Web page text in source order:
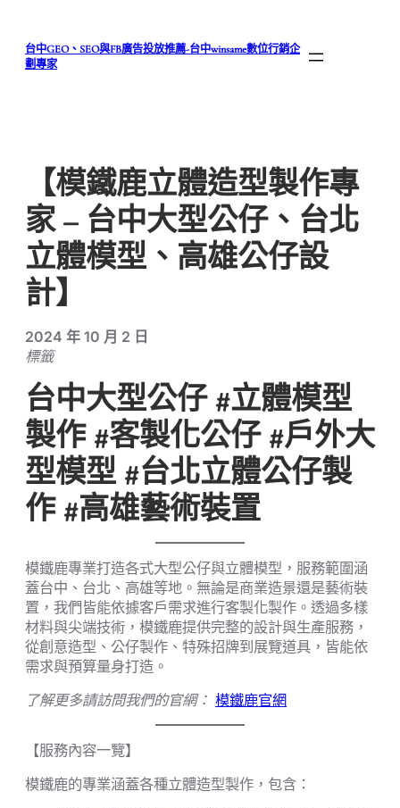
台中GEO、SEO與FB廣告投放推薦-台中winsame數位行銷企
劃專家
【模鐵鹿立體造型製作專
家 – 台中大型公仔、台北
立體模型、高雄公仔設
計】
2024 年 10 月 2 日
標籤
台中大型公仔 #立體模型
製作 #客製化公仔 #戶外大
型模型 #台北立體公仔製
作 #高雄藝術裝置
模鐵鹿專業打造各式大型公仔與立體模型，服務範圍涵
蓋台中、台北、高雄等地。無論是商業造景還是藝術裝
置，我們皆能依據客戶需求進行客製化製作。透過多樣
材料與尖端技術，模鐵鹿提供完整的設計與生產服務，
從創意造型、公仔製作、特殊招牌到展覽道具，皆能依
需求與預算量身打造。
了解更多請訪問我們的官網： 模鐵鹿官網
【服務內容一覽】
模鐵鹿的專業涵蓋各種立體造型製作，包含：